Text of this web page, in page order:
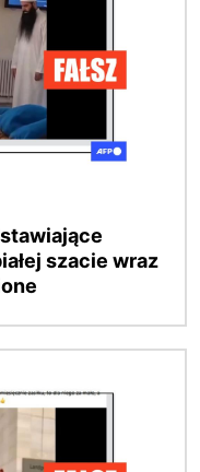
szacie wraz